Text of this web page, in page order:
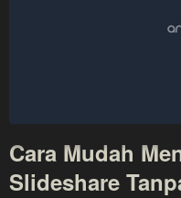
Cara Mudah
Slideshare